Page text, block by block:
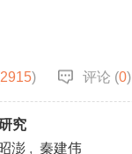
2915) 评论 (0)
究
澎 , 秦建伟